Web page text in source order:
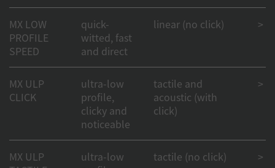
MX LOW
PROFILE
SPEED
quick-
witted, fast
and direct
linear (no click) >
MX ULP
CLICK
ultra-low
profile,
clicky and
noticeable
tactile and
acoustic (with
click)
>
MX ULP
ultra-low
tactile (no click) >